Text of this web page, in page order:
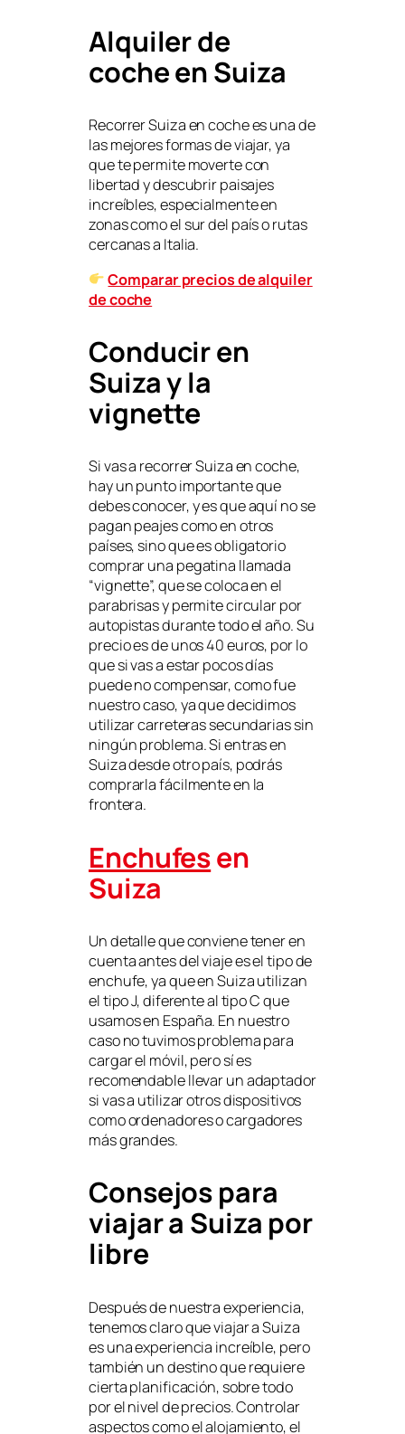
Alquiler de
coche en Suiza
Recorrer Suiza en coche es una de
las mejores formas de viajar, ya
que te permite moverte con
libertad y descubrir paisajes
increíbles, especialmente en
zonas como el sur del país o rutas
cercanas a Italia.
Comparar precios de alquiler
de coche
Conducir en
Suiza y la
vignette
Si vas a recorrer Suiza en coche,
hay un punto importante que
debes conocer, y es que aquí no se
pagan peajes como en otros
países, sino que es obligatorio
comprar una pegatina llamada
“vignette”, que se coloca en el
parabrisas y permite circular por
autopistas durante todo el año. Su
precio es de unos 40 euros, por lo
que si vas a estar pocos días
puede no compensar, como fue
nuestro caso, ya que decidimos
utilizar carreteras secundarias sin
ningún problema. Si entras en
Suiza desde otro país, podrás
comprarla fácilmente en la
frontera.
Enchufesen
Suiza
Un detalle que conviene tener en
cuenta antes del viaje es el tipo de
enchufe, ya que en Suiza utilizan
el tipo J, diferente al tipo C que
usamos en España. En nuestro
caso no tuvimos problema para
cargar el móvil, pero sí es
recomendable llevar un adaptador
si vas a utilizar otros dispositivos
como ordenadores o cargadores
más grandes.
Consejos para
viajar a Suiza por
libre
Después de nuestra experiencia,
tenemos claro que viajar a Suiza
es una experiencia increíble, pero
también un destino que requiere
cierta planificación, sobre todo
por el nivel de precios. Controlar
aspectos como el alojamiento, el